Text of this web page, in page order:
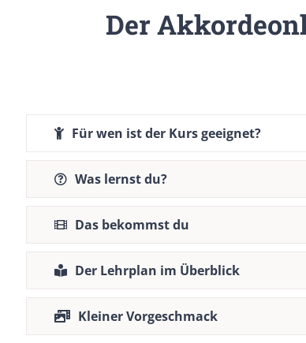
Der
Für wen ist der Kurs geeignet?
Was lernst du?
Das bekommst du
Der Lehrplan im Überblick
Kleiner Vorgeschmack